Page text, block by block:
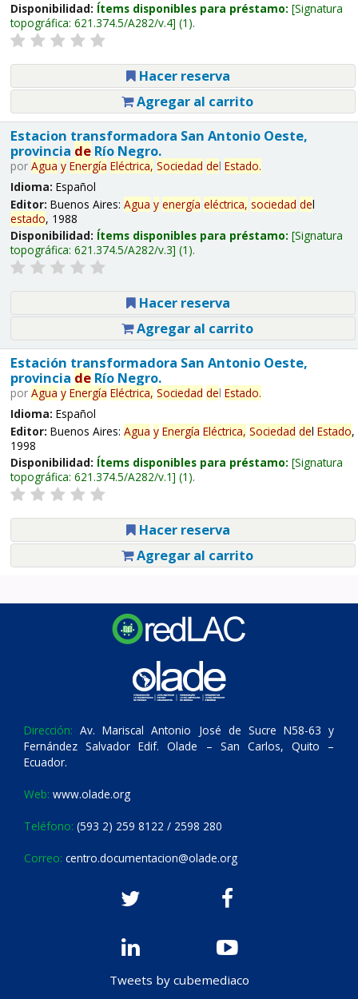
Disponibilidad: Ítems disponibles para préstamo: Signatura
topográfica: 621.374.5/A282/v.4 (1).
Hacer reserva
Agregar al carrito
Estacion transformadora San Antonio Oeste,
provincia deRío Negro.
por Agua y Energía Eléctrica, Sociedad del Estado.
Idioma: Español
Editor: Buenos Aires: Agua y energía eléctrica, sociedad del
estado, 1988
Disponibilidad: Ítems disponibles para préstamo: Signatura
topográfica: 621.374.5/A282/v.3 (1).
Hacer reserva
Agregar al carrito
Estación transformadora San Antonio Oeste,
provincia deRío Negro.
por Agua y Energía Eléctrica, Sociedad del Estado.
Idioma: Español
Editor: Buenos Aires: Agua y Energía Eléctrica, Sociedad del Estado,
1998
Disponibilidad: Ítems disponibles para préstamo: Signatura
topográfica: 621.374.5/A282/v.1 (1).
Hacer reserva
Agregar al carrito
Dirección: Av. Mariscal Antonio José de Sucre N58-63 y
Fernández Salvador Edif. Olade – San Carlos, Quito –
Ecuador.
Web: www.olade.org
Teléfono: (593 2) 259 8122 / 2598 280
Correo: centro.documentacion@olade.org
Tweets by cubemediaco